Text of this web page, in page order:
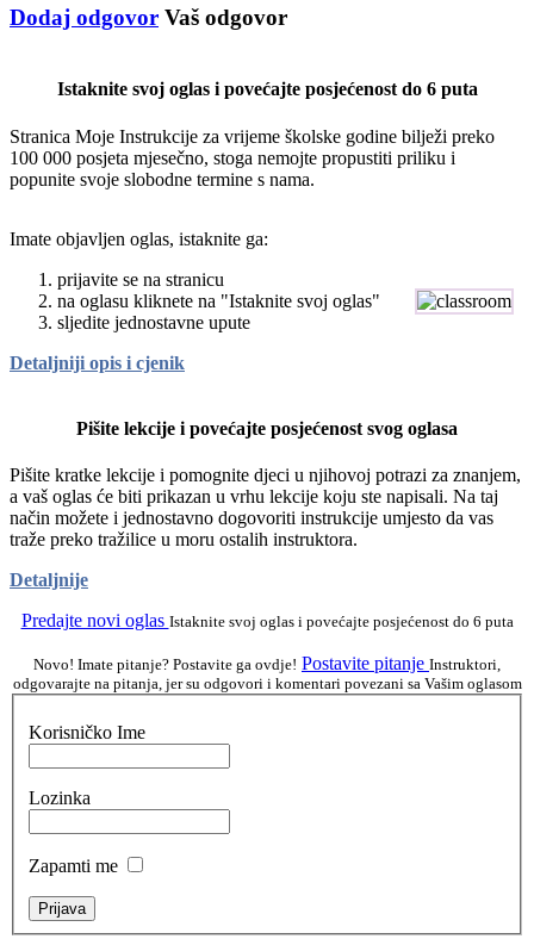
Dodaj odgovor Vaš odgovor
Istaknite svoj oglas i povećajte posjećenost do 6 puta
Stranica Moje Instrukcije za vrijeme školske godine bilježi preko
100 000 posjeta mjesečno, stoga nemojte propustiti priliku i
popunite svoje slobodne termine s nama.
Imate objavljen oglas, istaknite ga:
prijavite se na stranicu
na oglasu kliknete na "Istaknite svoj oglas"
sljedite jednostavne upute
Detaljniji opis i cjenik
Pišite lekcije i povećajte posjećenost svog oglasa
Pišite kratke lekcije i pomognite djeci u njihovoj potrazi za znanjem,
a vaš oglas će biti prikazan u vrhu lekcije koju ste napisali. Na taj
način možete i jednostavno dogovoriti instrukcije umjesto da vas
traže preko tražilice u moru ostalih instruktora.
Detaljnije
Predajte novi oglas Istaknite svoj oglas i povećajte posjećenost do 6 puta
Novo! Imate pitanje? Postavite ga ovdje! Postavite pitanje Instruktori,
odgovarajte na pitanja, jer su odgovori i komentari povezani sa Vašim oglasom
Korisničko Ime
Lozinka
Zapamti me